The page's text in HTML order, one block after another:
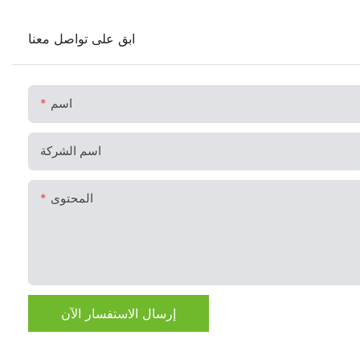
ابق على تواصل معنا
اسم
اسم الشركة
المحتوى
إرسال الاستفسار الآن